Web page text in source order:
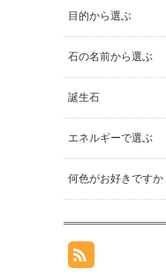
目的から選ぶ
石の名前から選ぶ
誕生石
エネルギーで選ぶ
何色がお好きですか